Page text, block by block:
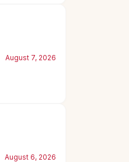
August 7, 2026
August 6, 2026